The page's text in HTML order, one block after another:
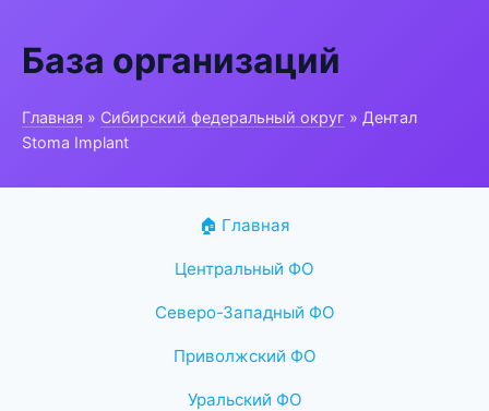
База организаций
Главная » Сибирский федеральный округ » Дентал
Stoma Implant
🏠 Главная
Центральный ФО
Северо-Западный ФО
Приволжский ФО
Уральский ФО